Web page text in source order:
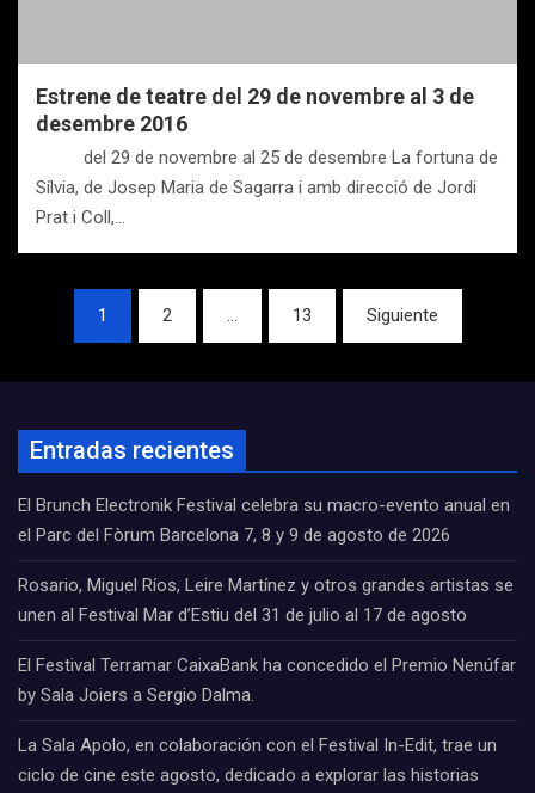
Estrene de teatre del 29 de novembre al 3 de
desembre 2016
del 29 de novembre al 25 de desembre La fortuna de
Sílvia, de Josep Maria de Sagarra i amb direcció de Jordi
Prat i Coll,…
Navegación
entradas
1 2 … 13 Siguiente
Entradas recientes
El Brunch Electronik Festival celebra su macro-evento anual en
el Parc del Fòrum Barcelona 7, 8 y 9 de agosto de 2026
Rosario, Miguel Ríos, Leire Martínez y otros grandes artistas se
unen al Festival Mar d’Estiu del 31 de julio al 17 de agosto
El Festival Terramar CaixaBank ha concedido el Premio Nenúfar
by Sala Joiers a Sergio Dalma.
La Sala Apolo, en colaboración con el Festival In-Edit, trae un
ciclo de cine este agosto, dedicado a explorar las historias